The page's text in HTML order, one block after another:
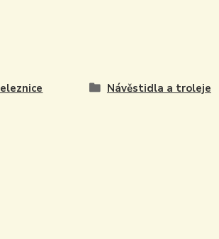
Návěstidla a troleje